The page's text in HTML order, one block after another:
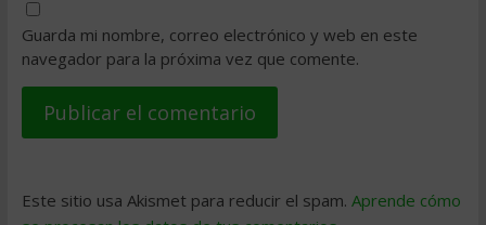
Guarda mi nombre, correo electrónico y web en este
navegador para la próxima vez que comente.
Este sitio usa Akismet para reducir el spam. Aprende cómo